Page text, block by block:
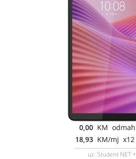
0,00 KM odmah
18,93 KM/mj x12
uz Student NET +